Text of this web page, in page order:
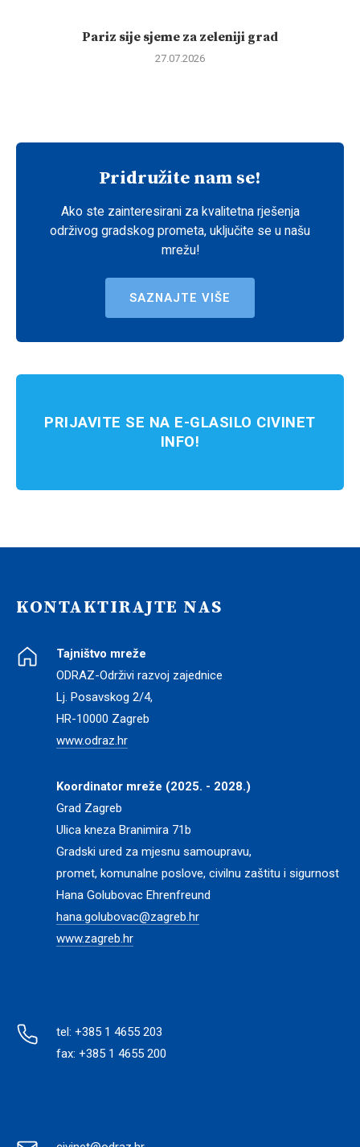
Pariz sije sjeme za zeleniji grad
27.07.2026
Pridružite nam se!
Ako ste zainteresirani za kvalitetna rješenja
održivog gradskog prometa, uključite se u našu
mrežu!
SAZNAJTE VIŠE
PRIJAVITE SE NA E-GLASILO CIVINET
INFO!
KONTAKTIRAJTE NAS
Tajništvo mreže
ODRAZ-Održivi razvoj zajednice
Lj. Posavskog 2/4,
HR-10000 Zagreb
www.odraz.hr
Koordinator mreže (2025. - 2028.)
Grad Zagreb
Ulica kneza Branimira 71b
Gradski ured za mjesnu samoupravu,
promet, komunalne poslove, civilnu zaštitu i sigurnost
Hana Golubovac Ehrenfreund
hana.golubovac@zagreb.hr
www.zagreb.hr
tel: +385 1 4655 203
fax: +385 1 4655 200